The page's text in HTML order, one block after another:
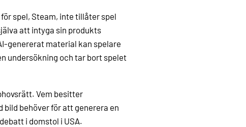
spel, Steam, inte tillåter spel
att intyga sin produkts
genererat material kan spelare
undersökning och tar bort spelet
Vem besitter
behöver för att generera en
i domstol i USA.